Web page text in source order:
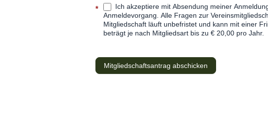
*
Ich akzeptiere mit Absendung meiner
Anmeldevorgang. Alle Fragen zur
Mitgliedschaft läuft unbefristet und kann mit einer
beträgt je nach Mitgliedsart bis zu € 20,00 pro Jahr.
Mitgliedschaftsantrag abschicken